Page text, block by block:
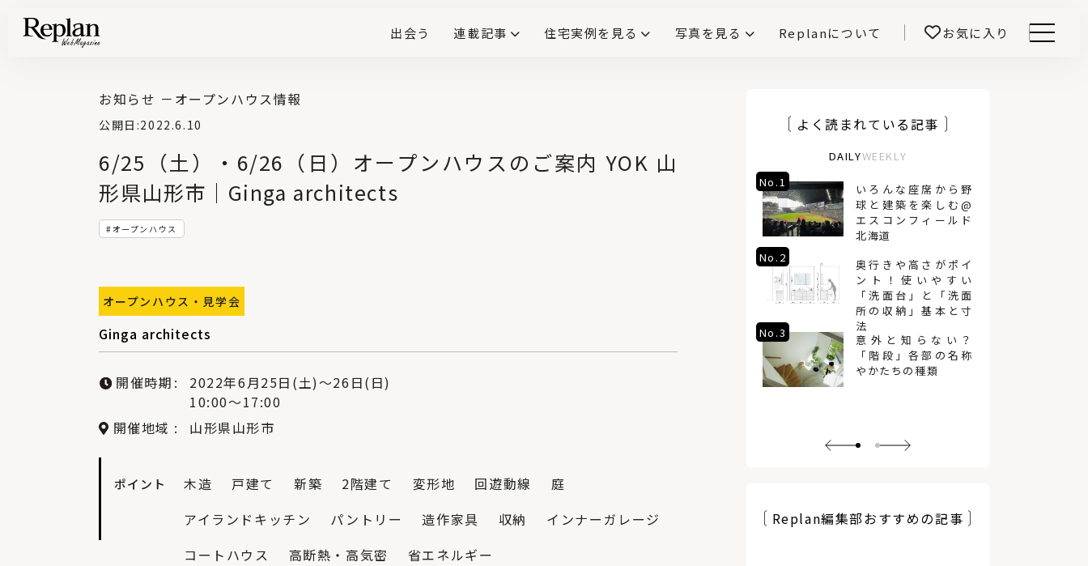
出会う 連載記事 住宅実例を見る 写真を見る Replanについて お気に入り
6/25（土）・6/26（日）オープンハウスのご案内 YOK 山
形県山形市｜Ginga architects
お知らせ － オープンハウス情報
公開日:2022.6.10
オープンハウス
オープンハウス・見学会
Ginga architects
開催時期
2022年6月25日(土)〜26日(日)
10:00〜17:00
開催地域
山形県山形市
ポイント 木造 戸建て 新築 2階建て 変形地 回遊動線
庭
アイランドキッチン
パントリー 造作家具 収納
インナーガレージ
コートハウス
高断熱・高気密 省エネルギー
よく読まれている記事
DAILYWEEKLY
「間接照明」とは？
No.1
いろんな座席から野
球と建築を楽しむ@
エスコンフィールド
北海道
No.2
奥行きや高さがポイ
ント！使いやすい
「洗面台」と「洗面
所の収納」基本と寸
法
No.3
意外と知らない？
「階段」各部の名称
やかたちの種類
Replan編集部おすすめの記事